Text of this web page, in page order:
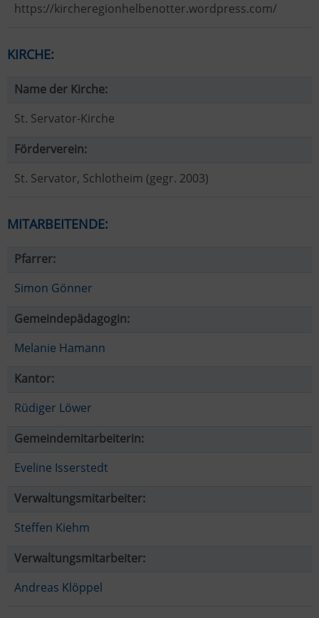
https://kircheregionhelbenotter.wordpress.com/
KIRCHE:
Name der Kirche:
St. Servator-Kirche
Förderverein:
St. Servator, Schlotheim (gegr. 2003)
MITARBEITENDE:
Pfarrer:
Simon Gönner
Gemeindepädagogin:
Melanie Hamann
Kantor:
Rüdiger Löwer
Gemeindemitarbeiterin:
Eveline Isserstedt
Verwaltungsmitarbeiter:
Steffen Kiehm
Verwaltungsmitarbeiter:
Andreas Klöppel